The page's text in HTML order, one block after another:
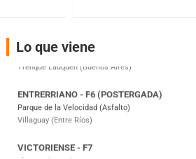
Lo que viene
Parque de la Velocidad (Asfalto)
Villaguay (Entre Ríos)
El Cerro (Tierra)
Victoria (Entre Ríos)
Moto Club Reginense (Tierra)